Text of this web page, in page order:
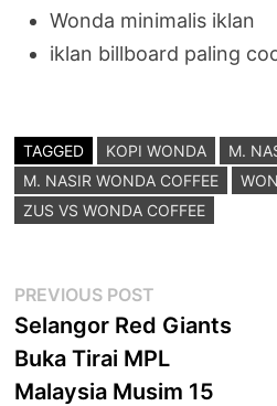
Wonda minimalis iklan
iklan billboard paling
TAGGED KOPI WONDA
M.
M. NASIR WONDA COFFEE
ZUS VS WONDA COFFEE
Post
navigation
PREVIOUS POST
post:
Selangor Red Giants
Buka Tirai MPL
Malaysia Musim 15